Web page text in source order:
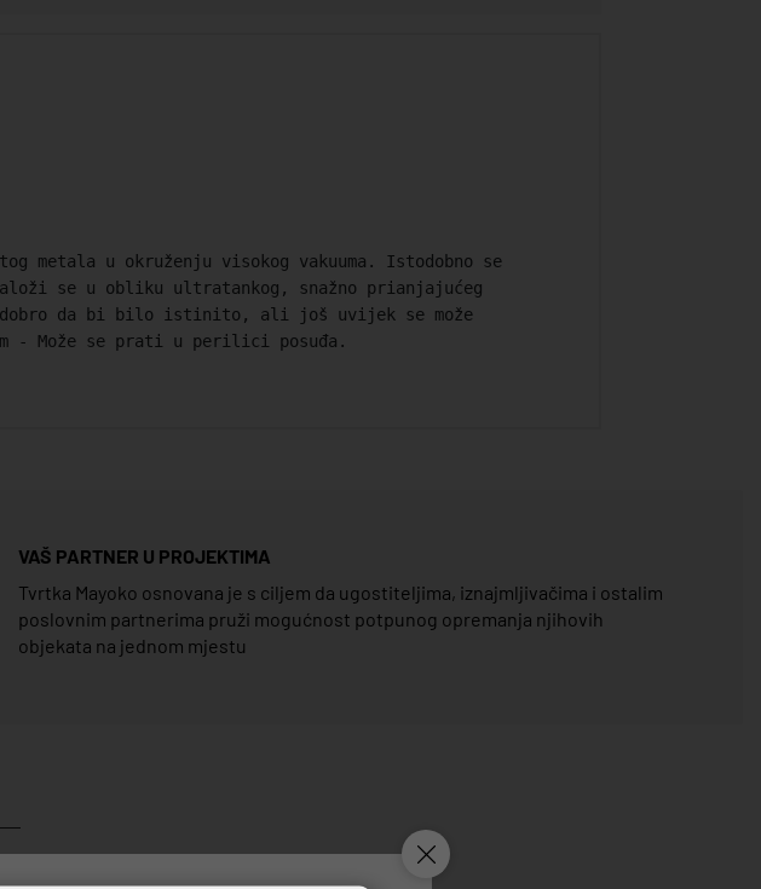
metala u okruženju visokog vakuuma. Istodobno se
se u obliku ultratankog, snažno prianjajućeg
da bi bilo istinito, ali još uvijek se može
- Može se prati u perilici posuđa.
VAŠ PARTNER U PROJEKTIMA
Tvrtka Mayoko osnovana je s ciljem da ugostiteljima, iznajmljivačima i ostalim
poslovnim partnerima pruži mogućnost potpunog opremanja njihovih
objekata na jednom mjestu